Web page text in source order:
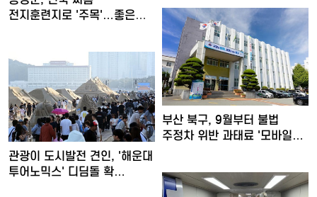
전지훈련지로 '주목'…좋은
부산 북구, 9월부터 불법
주정차 위반 과태료 '모바일…
관광이 도시발전 견인, '해운대
투어노믹스' 디딤돌 확…